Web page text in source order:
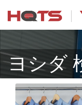
ヨシダ